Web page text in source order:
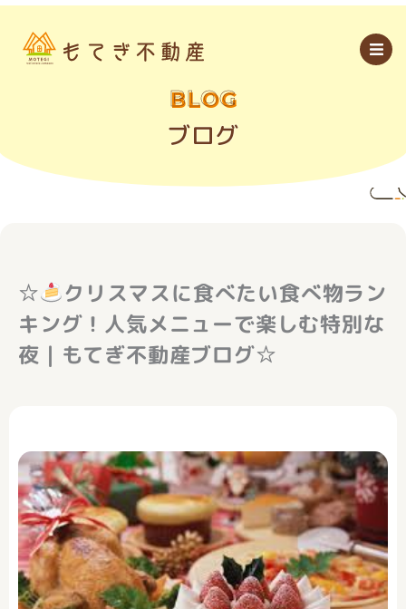
内
BLOG
ブログ
☆
クリスマスに食べたい食べ物ラン
キング！人気メニューで楽しむ特別な
夜｜もてぎ不動産ブログ☆